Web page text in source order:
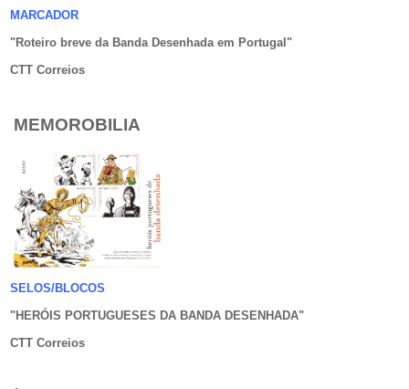
MARCADOR
"Roteiro breve da Banda Desenhada em Portugal "
CTT Correios
MEMOROBILIA
SELOS/BLOCOS
"HERÓIS PORTUGUESES DA BANDA DESENHADA"
CTT Correios